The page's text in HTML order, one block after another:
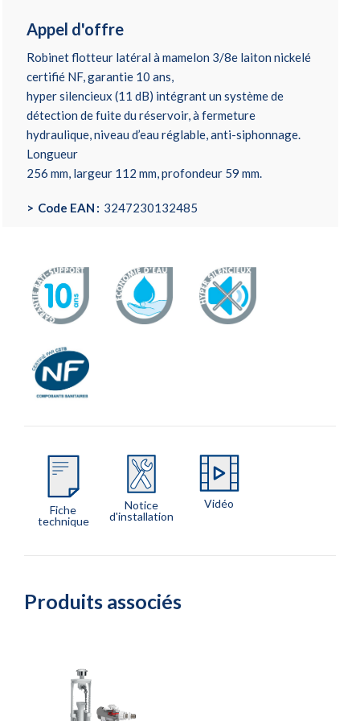
Appel d'offre
Robinet flotteur latéral à mamelon 3/8e laiton nickelé
certifié NF, garantie 10 ans,
hyper silencieux (11 dB) intégrant un système de
détection de fuite du réservoir, à fermeture
hydraulique, niveau d’eau réglable, anti-siphonnage.
Longueur
256 mm, largeur 112 mm, profondeur 59 mm.
Code EAN 3247230132485
Fiche
technique
Notice
d'installation
Vidéo
Produits associés